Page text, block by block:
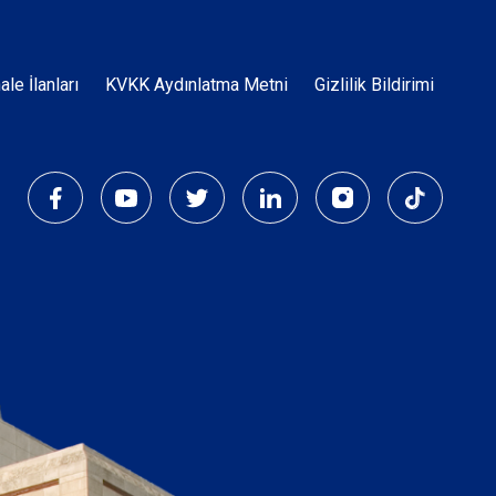
İlanları KVKK Aydınlatma Metni Gizlilik Bildirimi